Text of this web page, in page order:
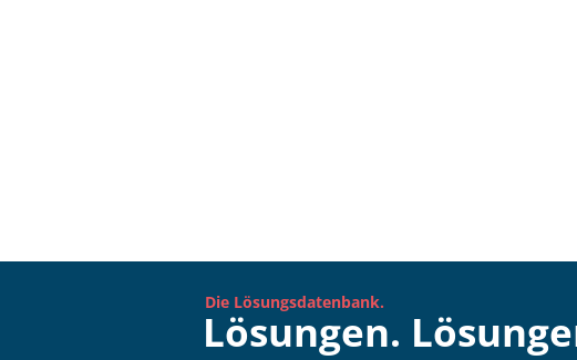
Lösungen.
Die Lösungsdatenbank.